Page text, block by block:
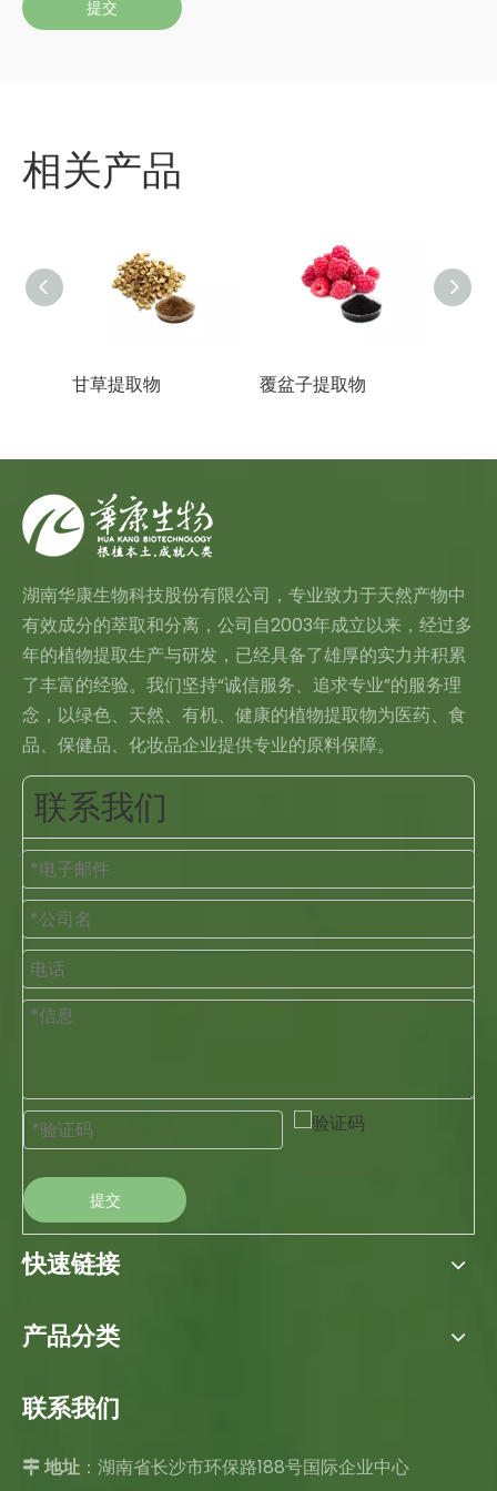
提交
相关产品
甘草提取物 覆盆子提取物
湖南华康生物科技股份有限公司，专业致力于天然产物中
有效成分的萃取和分离，公司自2003年成立以来，经过多
年的植物提取生产与研发，已经具备了雄厚的实力并积累
了丰富的经验。我们坚持“诚信服务、追求专业”的服务理
念，以绿色、天然、有机、健康的植物提取物为医药、食
品、保健品、化妆品企业提供专业的原料保障。
联系我们
提交
快速链接
产品分类
联系我们
 地址 ：湖南省长沙市环保路188号国际企业中心